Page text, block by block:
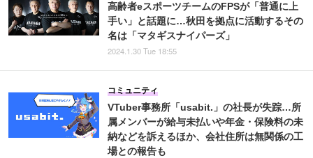
高齢者eスポーツチームのFPSが「普通に上
手い」と話題に…秋田を拠点に活動するその
名は「マタギスナイパーズ」
2024.1.30 Tue 18:55
VTuber事務所「usabit.」の社長が失踪…所
属メンバーが給与未払いや年金・保険料の未
納などを訴えるほか、会社住所は無関係の工
場との報告も
コミュニティ